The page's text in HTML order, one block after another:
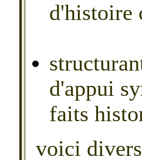
d'histoire
d'appui
faits
voici